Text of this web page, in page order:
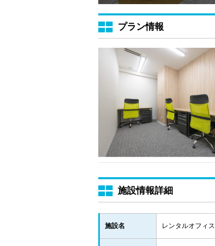
プラン情報
施設情報詳細
施設名 レンタルオフィ